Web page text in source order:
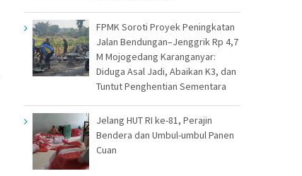
FPMK Soroti Proyek Peningkatan
Jalan Bendungan–Jenggrik Rp 4,7
M Mojogedang Karanganyar:
Diduga Asal Jadi, Abaikan K3, dan
Tuntut Penghentian Sementara
Jelang HUT RI ke-81, Perajin
Bendera dan Umbul-umbul Panen
Cuan